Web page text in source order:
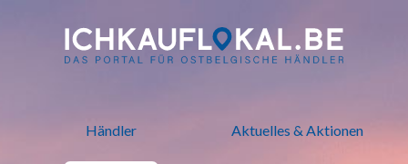
ich kauf lokal - Bei lokalen
Händler Aktuelles & Aktionen